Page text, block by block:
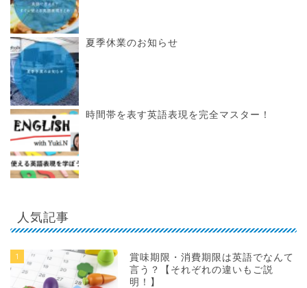
夏季休業のお知らせ
時間帯を表す英語表現を完全マスター！
人気記事
1
賞味期限・消費期限は英語でなんて
言う？【それぞれの違いもご説
明！】